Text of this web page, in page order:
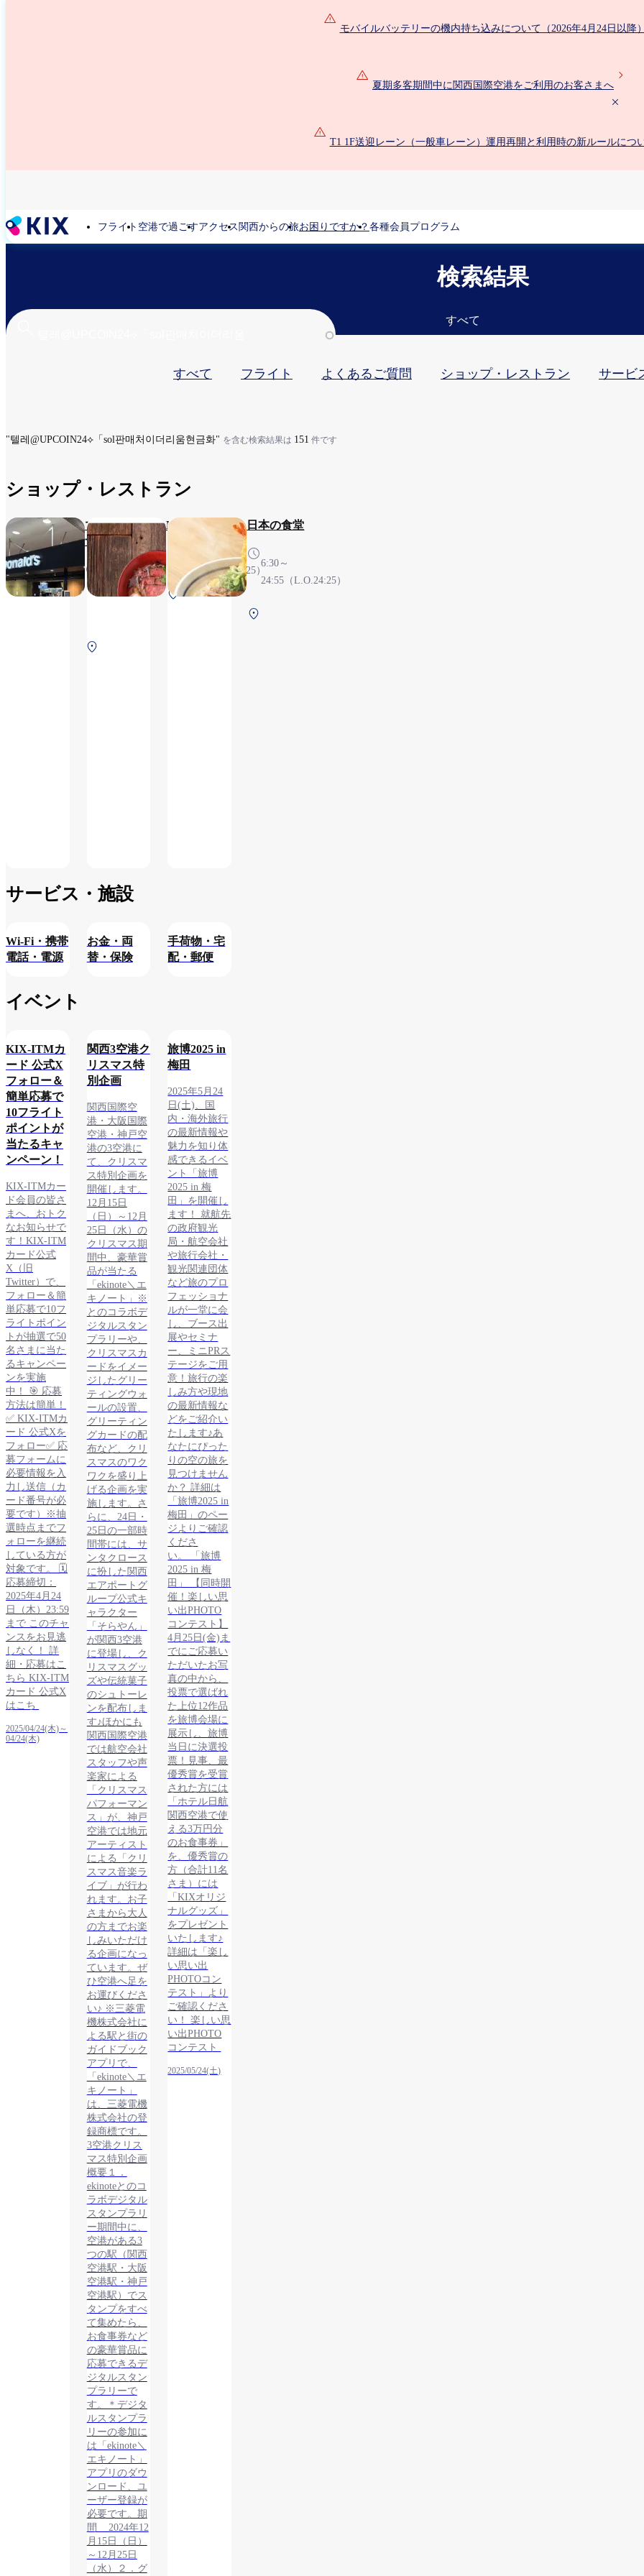
モバイルバッテリーの機内持ち込みについて（2026年4月24日以降）
夏期多客期間中に関西国際空港をご利用のお客さまへ
T1 1F送迎レーン（一般車レーン）運用再開と利用時の新ルールにつ
フライト 空港で過ごすアクセス 関西からの旅お困りですか？ 各種会員プログラム
検索結果
すべて
ブ
すべて フライト よくあるご質問 ショップ・レストラン サービ
"텔레@UPCOIN24⟡「sol판매처이더리움현금화" を含む検索結果は 151 件です
ショップ・レストラン
マクド
ナルド
24時
間営
MENSHO
24:55（L.O.24:25）
第1ターミナル
日本の食堂
6:30～
24:55（L.O.24:25）
サービス・施設
Wi-Fi・携帯
電話・電源
お金・両
替・保険
手荷物・宅
配・郵便
イベント
KIX-ITMカ
ード 公式X
フォロー＆
簡単応募で
10フライト
ポイントが
当たるキャ
ンペーン！
KIX-ITMカー
ド会員の皆さ
まへ、おトク
なお知らせで
す！KIX-ITM
カード公式
X（旧
Twitter）で、
フォロー＆簡
単応募で10フ
ライトポイン
トが抽選で50
名さまに当た
るキャンペー
ンを実施
中！ 🎯 応募
方法は簡単！
✅ KIX-ITMカ
ード 公式Xを
フォロー✅ 応
募フォームに
必要情報を入
力し送信（カ
ード番号が必
要です）※抽
選時点までフ
ォローを継続
している方が
対象です。 🗓
応募締切：
2025年4月24
日（木）23:59
まで このチャ
ンスをお見逃
しなく！ 詳
細・応募はこ
ちら KIX-ITM
カード 公式X
はこち
2025/04/24(木)～
04/24(木)
関西3空港ク
リスマス特
別企画
関西国際空
港・大阪国際
空港・神戸空
港の3空港に
て、クリスマ
ス特別企画を
開催します。
12月15日
（日）～12月
25日（水）の
クリスマス期
間中、豪華賞
品が当たる
「ekinote＼エ
キノート」※
とのコラボデ
ジタルスタン
プラリーや、
クリスマスカ
ードをイメー
ジしたグリー
ティングウォ
ールの設置、
グリーティン
グカードの配
布など、クリ
スマスのワク
ワクを盛り上
げる企画を実
施します。さ
らに、24日・
25日の一部時
間帯には、サ
ンタクロース
に扮した関西
エアポートグ
ループ公式キ
ャラクター
「そらやん」
が関西3空港
に登場し、ク
リスマスグッ
ズや伝統菓子
のシュトーレ
ンを配布しま
す♪ほかにも
関西国際空港
では航空会社
スタッフや声
楽家による
「クリスマス
パフォーマン
ス」が、神戸
空港では地元
アーティスト
による「クリ
スマス音楽ラ
イブ」が行わ
れます。お子
さまから大人
の方までお楽
しみいただけ
る企画になっ
ています。ぜ
ひ空港へ足を
お運びくださ
い♪ ※三菱電
機株式会社に
よる駅と街の
ガイドブック
アプリで、
「ekinote＼エ
キノート」
は、三菱電機
株式会社の登
録商標です。
3空港クリス
マス特別企画
概要１．
ekinoteとのコ
ラボデジタル
スタンプラリ
ー期間中に、
空港がある3
つの駅（関西
空港駅・大阪
空港駅・神戸
空港駅）でス
タンプをすべ
て集めたら、
お食事券など
の豪華賞品に
応募できるデ
ジタルスタン
プラリーで
す。＊デジタ
ルスタンプラ
リーの参加に
は「ekinote＼
エキノート」
アプリのダウ
ンロード、ユ
ーザー登録が
必要です。期
間 2024年12
月15日（日）
～12月25日
（水）２．グ
旅博2025 in
梅田
2025年5月24
日(土)、国
内・海外旅行
の最新情報や
魅力を知り体
感できるイベ
ント「旅博
2025 in 梅
田」を開催し
ます！ 就航先
の政府観光
局・航空会社
や旅行会社・
観光関連団体
など旅のプロ
フェッショナ
ルが一堂に会
し、ブース出
展やセミナ
ー、ミニPRス
テージをご用
意！旅行の楽
しみ方や現地
の最新情報な
どをご紹介い
たします♪あ
なたにぴった
りの空の旅を
見つけません
か？ 詳細は
「旅博2025 in
梅田」のペー
ジよりご確認
くださ
い。 「旅博
2025 in 梅
田」 【同時開
催！楽しい思
い出PHOTO
コンテスト】
4月25日(金)ま
でにご応募い
ただいたお写
真の中から、
投票で選ばれ
た上位12作品
を旅博会場に
展示し、旅博
当日に決選投
票！見事、最
優秀賞を受賞
された方には
「ホテル日航
関西空港で使
える3万円分
のお食事券」
を、優秀賞の
方（合計11名
さま）には
「KIXオリジ
ナルグッズ」
をプレゼント
いたします♪
詳細は「楽し
い思い出
PHOTOコン
テスト」より
ご確認くださ
い！ 楽しい思
い出PHOTO
コンテスト
2025/05/24(土)